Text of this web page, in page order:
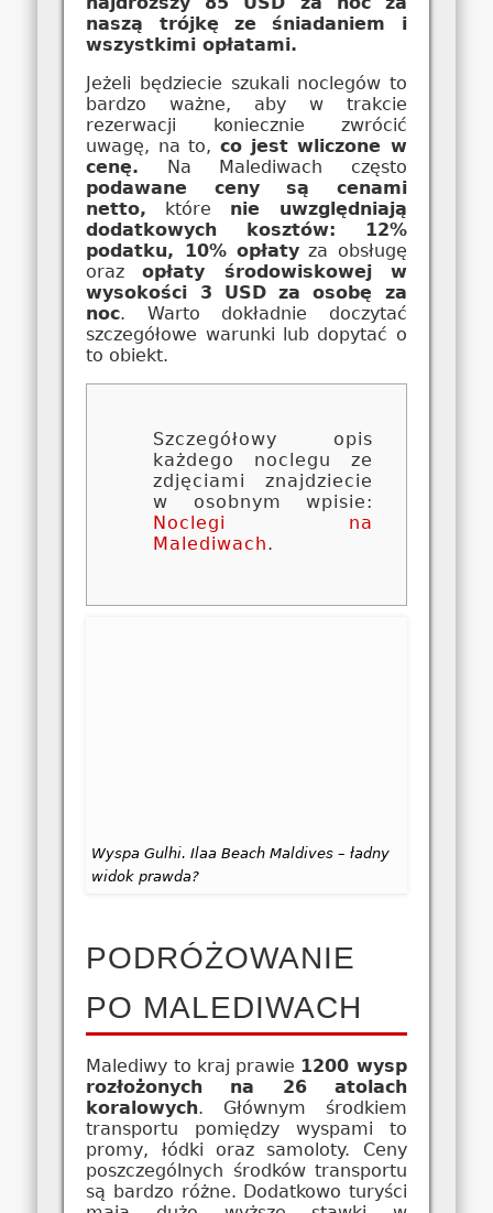
naszą trójkę ze śniadaniem i
wszystkimi opłatami.
Jeżeli będziecie szukali noclegów to
bardzo ważne, aby w trakcie
rezerwacji koniecznie zwrócić
uwagę, na to, co jest wliczone w
cenę. Na Malediwach często
podawane ceny są cenami
netto, które nie uwzględniają
dodatkowych kosztów: 12%
podatku, 10% opłaty za obsługę
orazopłaty środowiskowej w
wysokości 3 USD za osobę za
noc. Warto dokładnie doczytać
szczegółowe warunki lub dopytać o
to obiekt.
Szczegółowy opis
każdego noclegu ze
zdjęciami znajdziecie
w osobnym wpisie:
Noclegi na
Malediwach.
Wyspa Gulhi. Ilaa Beach Maldives – ładny
widok prawda?
PODRÓŻOWANIE
PO MALEDIWACH
Malediwy to kraj prawie 1200 wysp
rozłożonych na 26 atolach
koralowych. Głównym środkiem
transportu pomiędzy wyspami to
promy, łódki oraz samoloty. Ceny
poszczególnych środków transportu
są bardzo różne. Dodatkowo turyści